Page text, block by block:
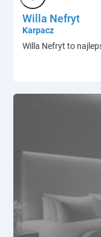
Willa Nefryt
Karpacz
Willa Nefryt to